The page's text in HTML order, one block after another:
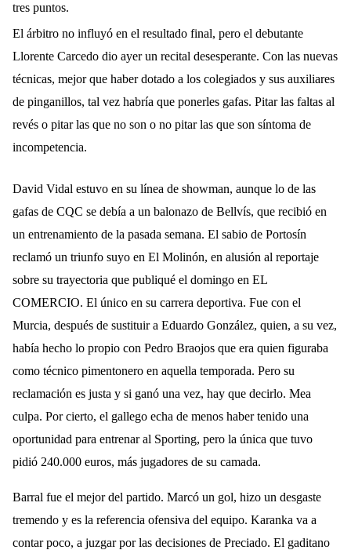
tres puntos.
El árbitro no influyó en el resultado final, pero el debutante
Llorente Carcedo dio ayer un recital desesperante. Con las nuevas
técnicas, mejor que haber dotado a los colegiados y sus auxiliares
de pinganillos, tal vez habría que ponerles gafas. Pitar las faltas al
revés o pitar las que no son o no pitar las que son síntoma de
incompetencia.
David Vidal estuvo en su línea de showman, aunque lo de las
gafas de CQC se debía a un balonazo de Bellvís, que recibió en
un entrenamiento de la pasada semana. El sabio de Portosín
reclamó un triunfo suyo en El Molinón, en alusión al reportaje
sobre su trayectoria que publiqué el domingo en EL
COMERCIO. El único en su carrera deportiva. Fue con el
Murcia, después de sustituir a Eduardo González, quien, a su vez,
había hecho lo propio con Pedro Braojos que era quien figuraba
como técnico pimentonero en aquella temporada. Pero su
reclamación es justa y si ganó una vez, hay que decirlo. Mea
culpa. Por cierto, el gallego echa de menos haber tenido una
oportunidad para entrenar al Sporting, pero la única que tuvo
pidió 240.000 euros, más jugadores de su camada.
Barral fue el mejor del partido. Marcó un gol, hizo un desgaste
tremendo y es la referencia ofensiva del equipo. Karanka va a
contar poco, a juzgar por las decisiones de Preciado. El gaditano